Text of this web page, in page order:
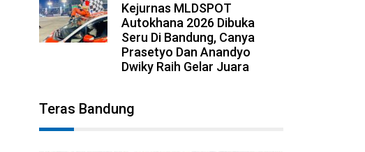
Kejurnas MLDSPOT
Autokhana 2026 Dibuka
Seru Di Bandung, Canya
Prasetyo Dan Anandyo
Dwiky Raih Gelar Juara
Teras Bandung